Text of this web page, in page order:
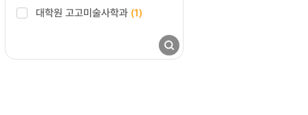
대학원 고고미술사학과 (1)